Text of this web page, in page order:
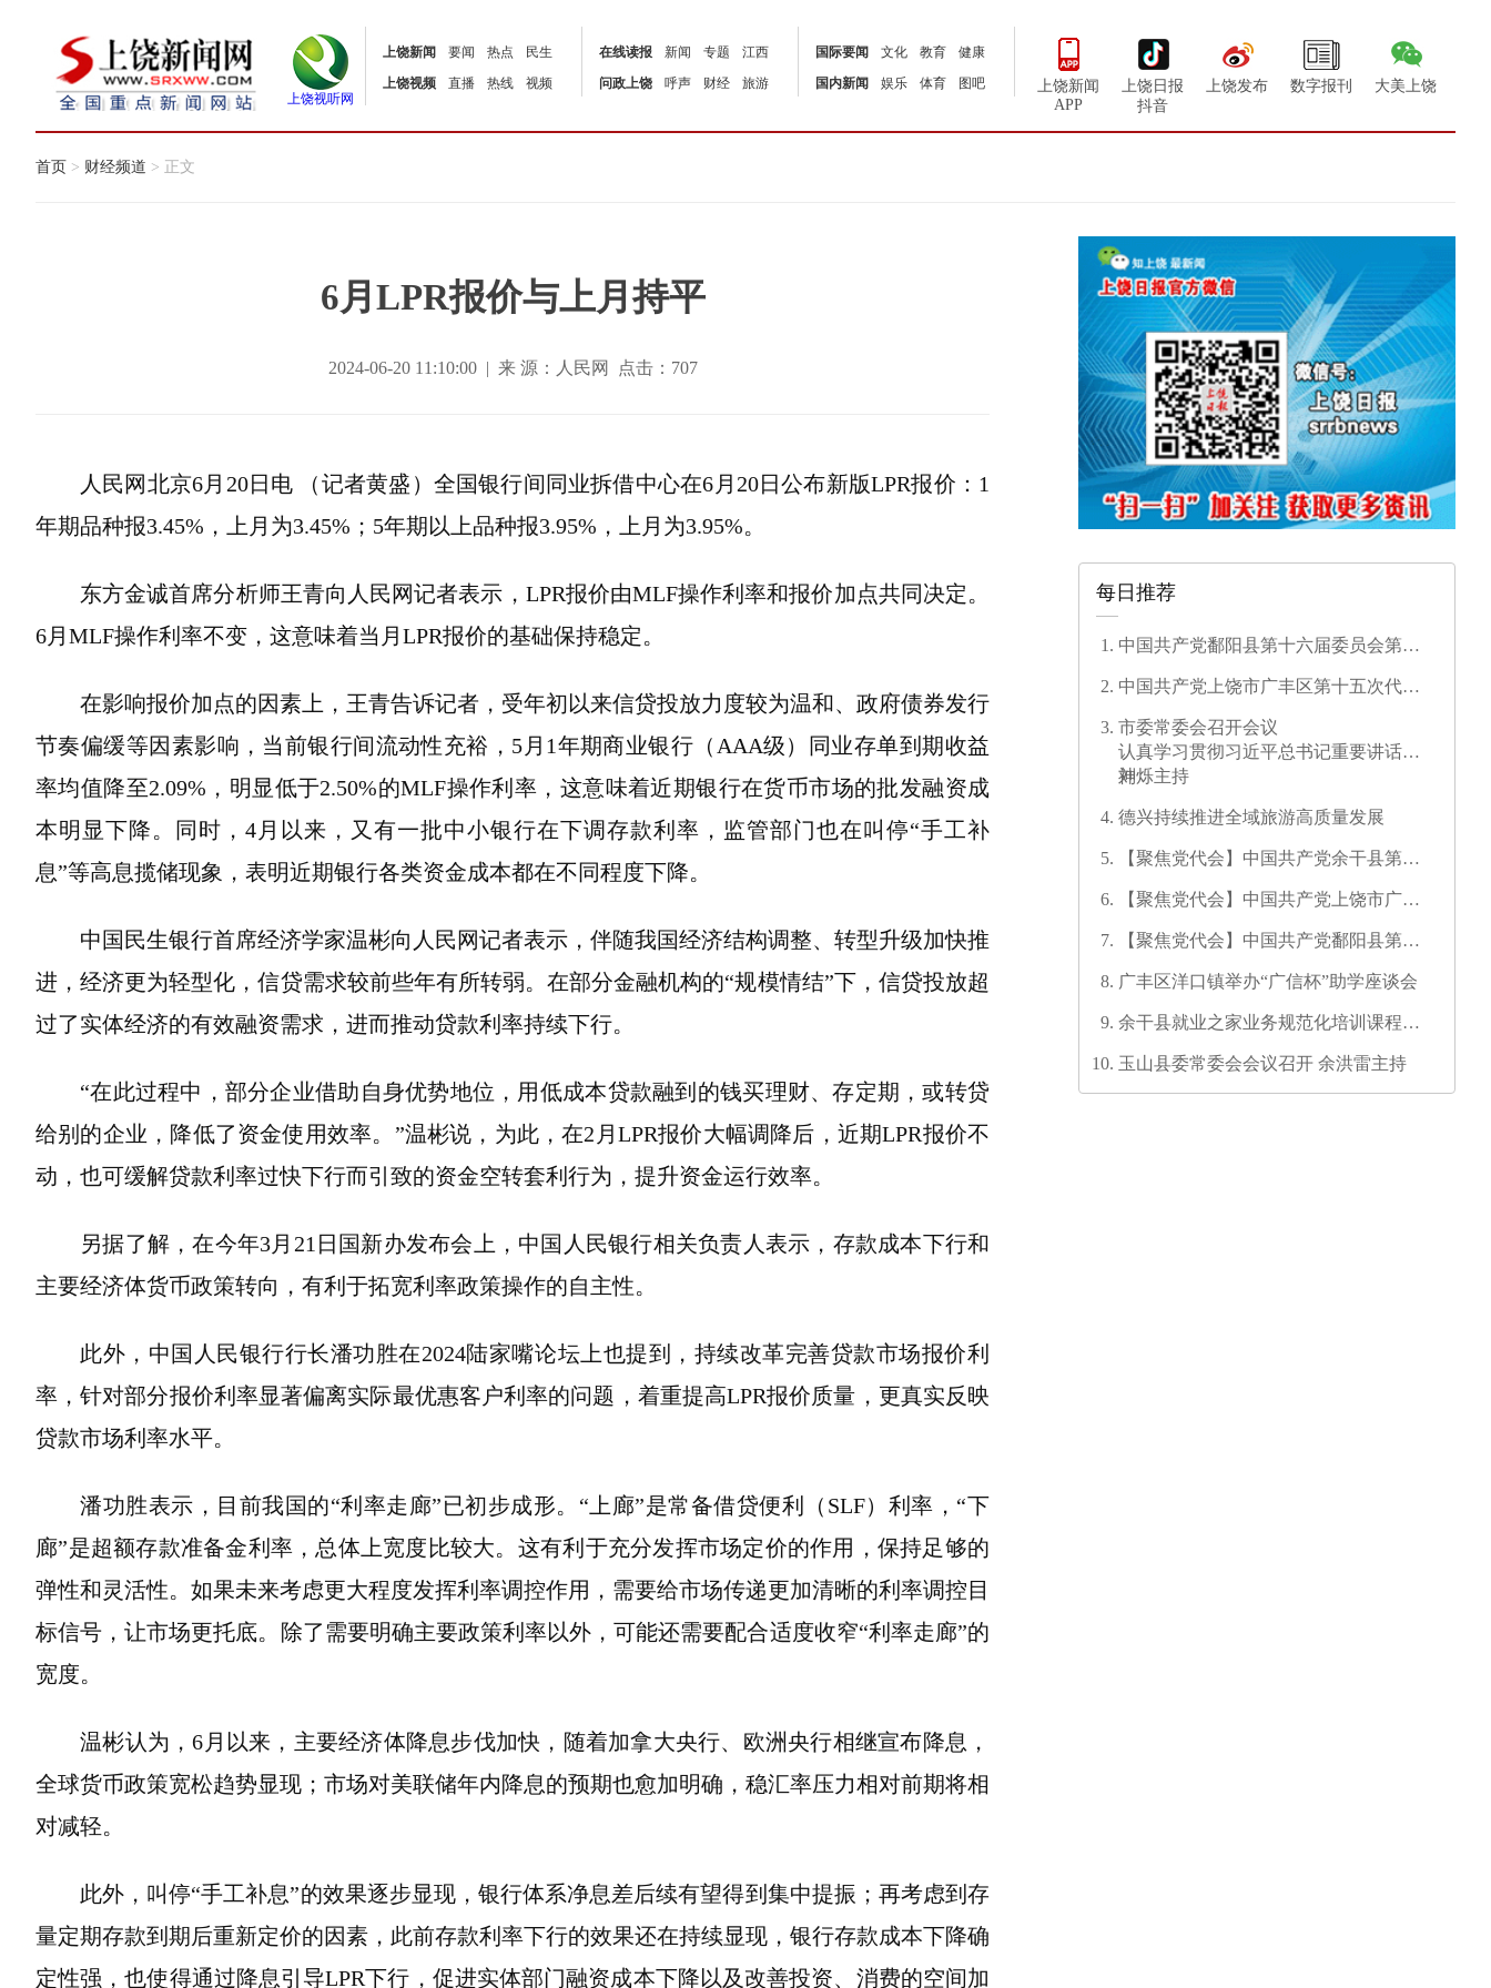
上饶视听网
上饶新闻 要闻 热点
民生
上饶视频
直播 热线 视频
在线读报 新闻 专题
江西
问政上饶
呼声 财经 旅游
国际要闻 文化 教育
健康
国内新闻
娱乐 体育 图吧
上饶新闻
APP
上饶日报
抖音
上饶发布 数字报刊 大美上饶
首页 > 财经频道 > 正文
6月LPR报价与上月持平
2024-06-20 11:10:00 | 来 源：人民网 点击： 707
人民网北京6月20日电 （记者黄盛）全国银行间同业拆借中心在6月20日公布新版LPR报价：1
年期品种报3.45%，上月为3.45%；5年期以上品种报3.95%，上月为3.95%。
东方金诚首席分析师王青向人民网记者表示，LPR报价由MLF操作利率和报价加点共同决定。
6月MLF操作利率不变，这意味着当月LPR报价的基础保持稳定。
在影响报价加点的因素上，王青告诉记者，受年初以来信贷投放力度较为温和、政府债券发行
节奏偏缓等因素影响，当前银行间流动性充裕，5月1年期商业银行（AAA级）同业存单到期收益
率均值降至2.09%，明显低于2.50%的MLF操作利率，这意味着近期银行在货币市场的批发融资成
本明显下降。同时，4月以来，又有一批中小银行在下调存款利率，监管部门也在叫停“手工补
息”等高息揽储现象，表明近期银行各类资金成本都在不同程度下降。
中国民生银行首席经济学家温彬向人民网记者表示，伴随我国经济结构调整、转型升级加快推
进，经济更为轻型化，信贷需求较前些年有所转弱。在部分金融机构的“规模情结”下，信贷投放超
过了实体经济的有效融资需求，进而推动贷款利率持续下行。
“在此过程中，部分企业借助自身优势地位，用低成本贷款融到的钱买理财、存定期，或转贷
给别的企业，降低了资金使用效率。”温彬说，为此，在2月LPR报价大幅调降后，近期LPR报价不
动，也可缓解贷款利率过快下行而引致的资金空转套利行为，提升资金运行效率。
另据了解，在今年3月21日国新办发布会上，中国人民银行相关负责人表示，存款成本下行和
主要经济体货币政策转向，有利于拓宽利率政策操作的自主性。
此外，中国人民银行行长潘功胜在2024陆家嘴论坛上也提到，持续改革完善贷款市场报价利
率，针对部分报价利率显著偏离实际最优惠客户利率的问题，着重提高LPR报价质量，更真实反映
贷款市场利率水平。
潘功胜表示，目前我国的“利率走廊”已初步成形。“上廊”是常备借贷便利（SLF）利率，“下
廊”是超额存款准备金利率，总体上宽度比较大。这有利于充分发挥市场定价的作用，保持足够的
弹性和灵活性。如果未来考虑更大程度发挥利率调控作用，需要给市场传递更加清晰的利率调控目
标信号，让市场更托底。除了需要明确主要政策利率以外，可能还需要配合适度收窄“利率走廊”的
宽度。
温彬认为，6月以来，主要经济体降息步伐加快，随着加拿大央行、欧洲央行相继宣布降息，
全球货币政策宽松趋势显现；市场对美联储年内降息的预期也愈加明确，稳汇率压力相对前期将相
对减轻。
此外，叫停“手工补息”的效果逐步显现，银行体系净息差后续有望得到集中提振；再考虑到存
量定期存款到期后重新定价的因素，此前存款利率下行的效果还在持续显现，银行存款成本下降确
定性强，也使得通过降息引导LPR下行，促进实体部门融资成本下降以及改善投资、消费的空间加
每日推荐
中国共产党鄱阳县第十六届委员会第一
中国共产党上饶市广丰区第十五次代表
市委常委会召开会议
认真学习贯彻习近平总书记重要讲话精
神
刘烁主持
德兴持续推进全域旅游高质量发展
【聚焦党代会】中国共产党余干县第十
【聚焦党代会】中国共产党上饶市广信
【聚焦党代会】中国共产党鄱阳县第十
广丰区洋口镇举办“广信杯”助学座谈会
余干县就业之家业务规范化培训课程开
玉山县委常委会会议召开 余洪雷主持